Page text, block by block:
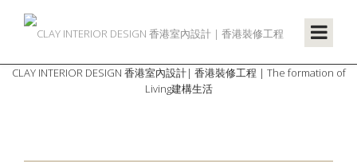
CLAY INTERIOR DESIGN 香港室內設計| 香港裝修工程 | The formation of
Living建構生活